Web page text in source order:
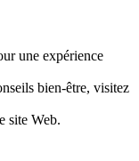
une expérience
bien-être, visitez
site Web.